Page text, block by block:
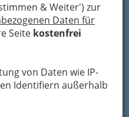
& Weiter') zur
Daten für
Seite kostenfrei
von Daten wie IP-
Identifiern außerhalb